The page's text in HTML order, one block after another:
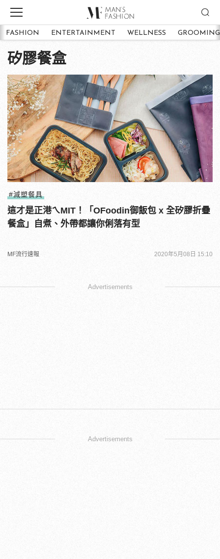
FASHION ENTERTAINMENT WELLNESS GROOMING
矽膠餐盒
#減塑餐具
這才是正港ㄟMIT！「OFoodin御飯包 x 全矽膠折疊
餐盒」自煮、外帶都讓你俐落有型
MF流行速報 2020年5月08日 15:10
Advertisements
Advertisements